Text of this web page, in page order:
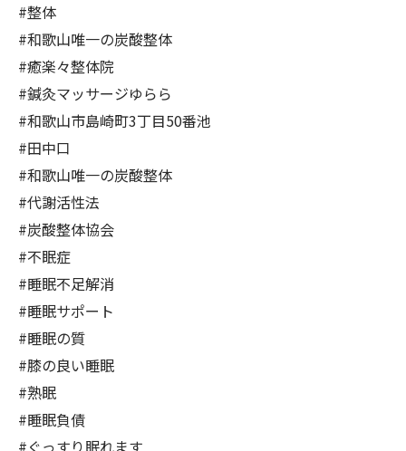
#整体
#和歌山唯一の炭酸整体
#癒楽々整体院
#鍼灸マッサージゆらら
#和歌山市島崎町3丁目50番池
#田中口
#和歌山唯一の炭酸整体
#代謝活性法
#炭酸整体協会
#不眠症
#睡眠不足解消
#睡眠サポート
#睡眠の質
#膝の良い睡眠
#熟眠
#睡眠負債
#ぐっすり眠れます